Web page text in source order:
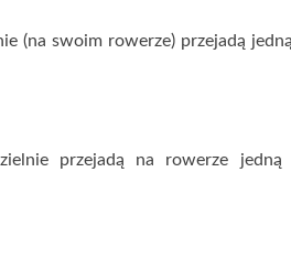
(na swoim rowerze) przejadą
przejadą na rowerze